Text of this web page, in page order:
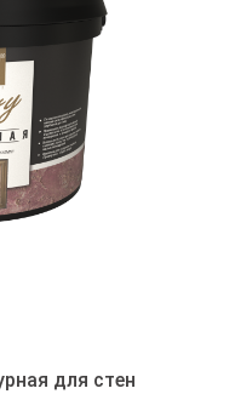
для стен